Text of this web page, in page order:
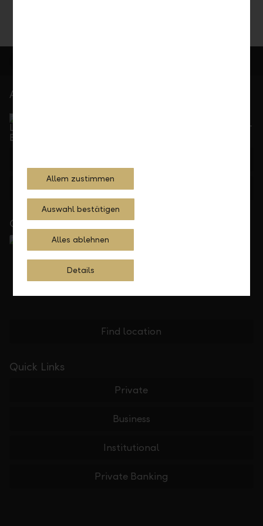
At your service
Can be reached by phone, Monday to Friday, 8 a. m. –
Feedback
Close to you
Find location
Quick Links
Private
Business
Institutional
Private Banking
Allem zustimmen
Auswahl bestätigen
Alles ablehnen
Details